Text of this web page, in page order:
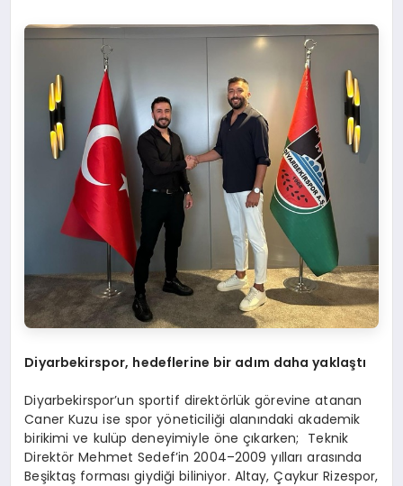
Diyarbekirspor, hedeflerine bir adım daha yaklaştı
Diyarbekirspor’un sportif direktörlük görevine atanan
Caner Kuzu ise spor yöneticiliği alanındaki akademik
birikimi ve kulüp deneyimiyle öne çıkarken; Teknik
Direktör Mehmet Sedef’in 2004–2009 yılları arasında
Beşiktaş forması giydiği biliniyor. Altay, Çaykur Rizespor,